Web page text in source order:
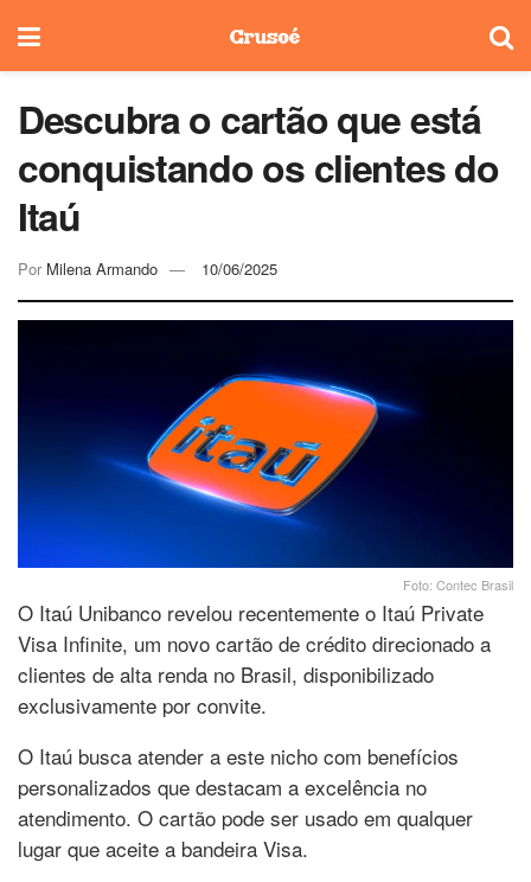
Descubra o cartão que está
conquistando os clientes do
Itaú
Por Milena Armando 10/06/2025
Foto: Contec Brasil
O Itaú Unibanco revelou recentemente o Itaú Private
Visa Infinite, um novo cartão de crédito direcionado a
clientes de alta renda no Brasil, disponibilizado
exclusivamente por convite.
O Itaú busca atender a este nicho com benefícios
personalizados que destacam a excelência no
atendimento. O cartão pode ser usado em qualquer
lugar que aceite a bandeira Visa.